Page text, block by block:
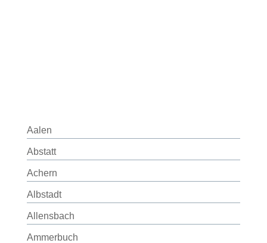
Aalen
Abstatt
Achern
Albstadt
Allensbach
Ammerbuch